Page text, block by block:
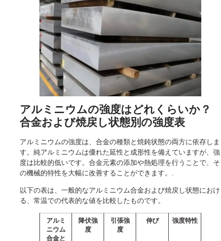
アルミニウムの強度はどれくらいか？
合金および焼戻し状態別の強度表
アルミニウムの強度は、合金の種類と焼鈍状態の両方に依存しま
す。純アルミニウムは優れた延性と成形性を備えていますが、強
度は比較的低いです。合金元素の添加や熱処理を行うことで、そ
の機械的特性を大幅に改善することができます。.
以下の表は、一般的なアルミニウム合金および焼戻し状態におけ
る、常温での代表的な値を比較したものです。
アルミ
ニウム
合金と
降伏強
度
引張強
度
伸び 強度特性